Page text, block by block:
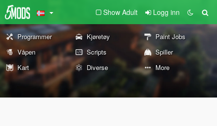
Show Adult Logg inn
Programmer Kjøretøy
Paint Jobs
Våpen
Scripts
Spiller
Kart
Diverse More